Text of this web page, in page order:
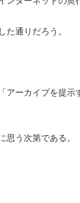
た通りだろう。
ーカイブを提
思う次第である。